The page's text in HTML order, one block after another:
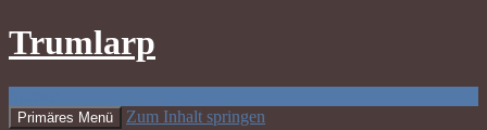
Trumlarp
Primäres Menü Zum Inhalt springen